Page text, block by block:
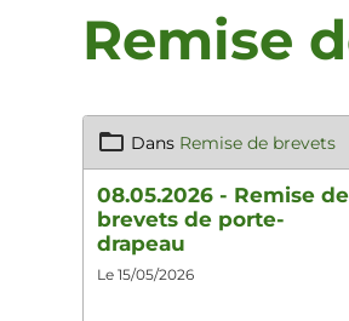
Remise
Dans Remise de brevets
08.05.2026 - Remise de
brevets de porte-
drapeau
Le 15/05/2026